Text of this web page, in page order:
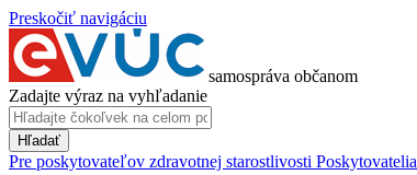
Preskočiť navigáciu
samospráva občanom
Zadajte výraz na vyhľadanie
Hľadať
Pre poskytovateľov zdravotnej starostlivosti Poskytovatelia